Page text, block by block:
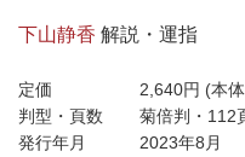
下山静香 解説・運指
定価 2,640円 (本
判型・頁数
菊倍判・112
発行年月
2023年8月